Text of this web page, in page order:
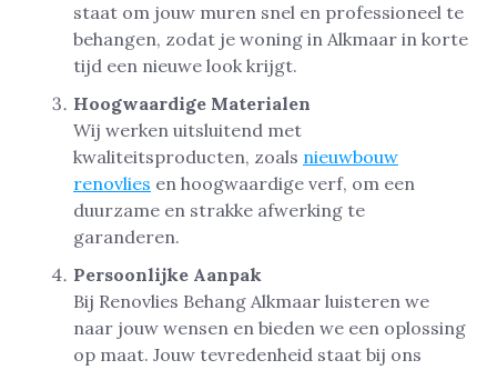
staat om jouw muren snel en professioneel te
behangen, zodat je woning in Alkmaar in korte
tijd een nieuwe look krijgt.
Hoogwaardige Materialen
Wij werken uitsluitend met
kwaliteitsproducten, zoals nieuwbouw
renovlies en hoogwaardige verf, om een
duurzame en strakke afwerking te
garanderen.
Persoonlijke Aanpak
Bij Renovlies Behang Alkmaar luisteren we
naar jouw wensen en bieden we een oplossing
op maat. Jouw tevredenheid staat bij ons